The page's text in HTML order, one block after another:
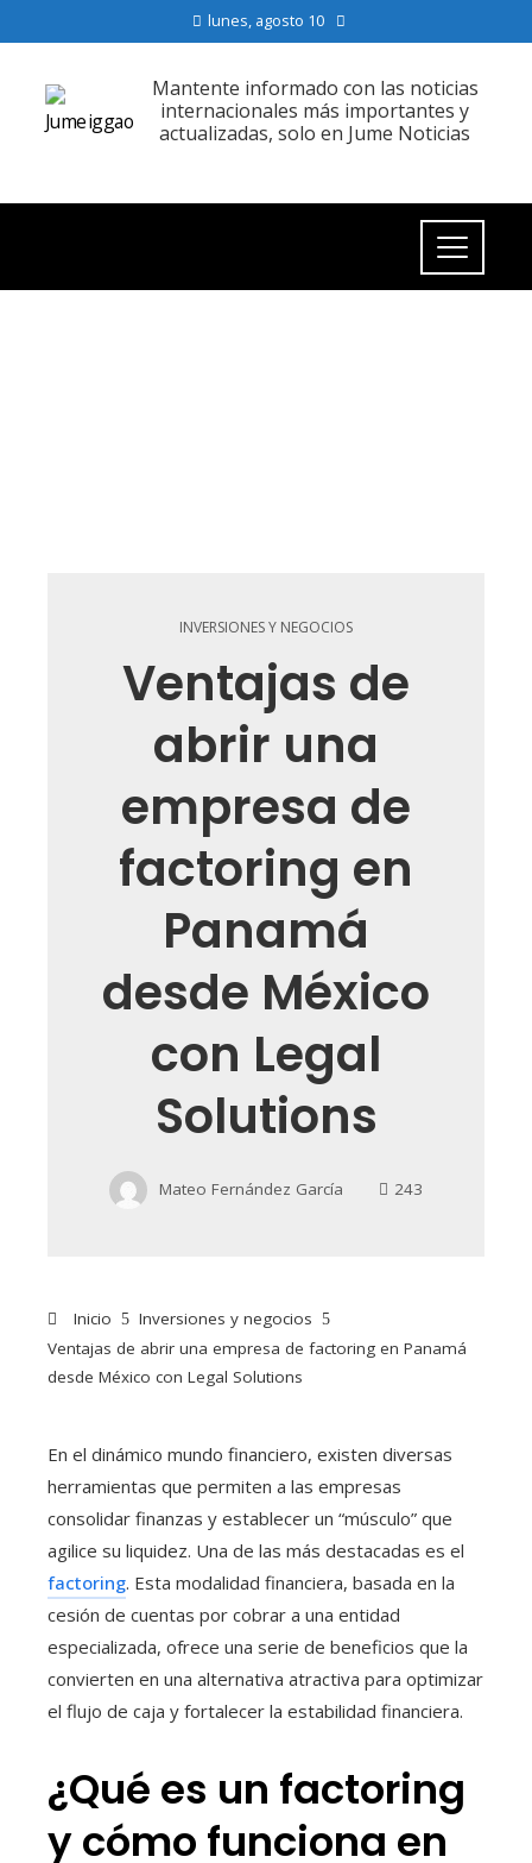
lunes, agosto 10
Mantente informado con las noticias
internacionales más importantes y
actualizadas, solo en Jume Noticias
INVERSIONES Y NEGOCIOS
Ventajas de
abrir una
empresa de
factoring en
Panamá
desde México
con Legal
Solutions
Mateo Fernández García 243
Inicio
Inversiones y negocios
Ventajas de abrir una empresa de factoring en Panamá
desde México con Legal Solutions
En el dinámico mundo financiero, existen diversas
herramientas que permiten a las empresas
consolidar finanzas y establecer un “músculo” que
agilice su liquidez. Una de las más destacadas es el
factoring. Esta modalidad financiera, basada en la
cesión de cuentas por cobrar a una entidad
especializada, ofrece una serie de beneficios que la
convierten en una alternativa atractiva para optimizar
el flujo de caja y fortalecer la estabilidad financiera.
¿Qué es un factoring
y cómo funciona en